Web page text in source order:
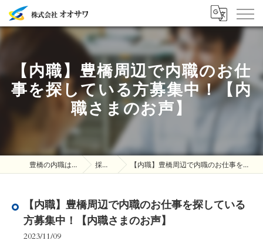
【内職】豊橋周辺で内職のお仕
事を探している方募集中！【内
職さまのお声】
豊橋の内職は株式会社オオサワ 採用ブログ 【内職】豊橋周辺で内職のお仕事を探している方募集中！【内職さまのお声】
【内職】豊橋周辺で内職のお仕事を探している
方募集中！【内職さまのお声】
2023/11/09